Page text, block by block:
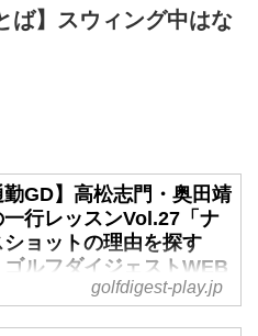
ば】スウィング中はな
勤GD】高松志門・奥田靖
一行レッスンVol.27「ナ
ショットの理由を探す
ゴルフダイジェストWEB
ルフへ行こうWEB by ゴ
golfdigest-play.jp